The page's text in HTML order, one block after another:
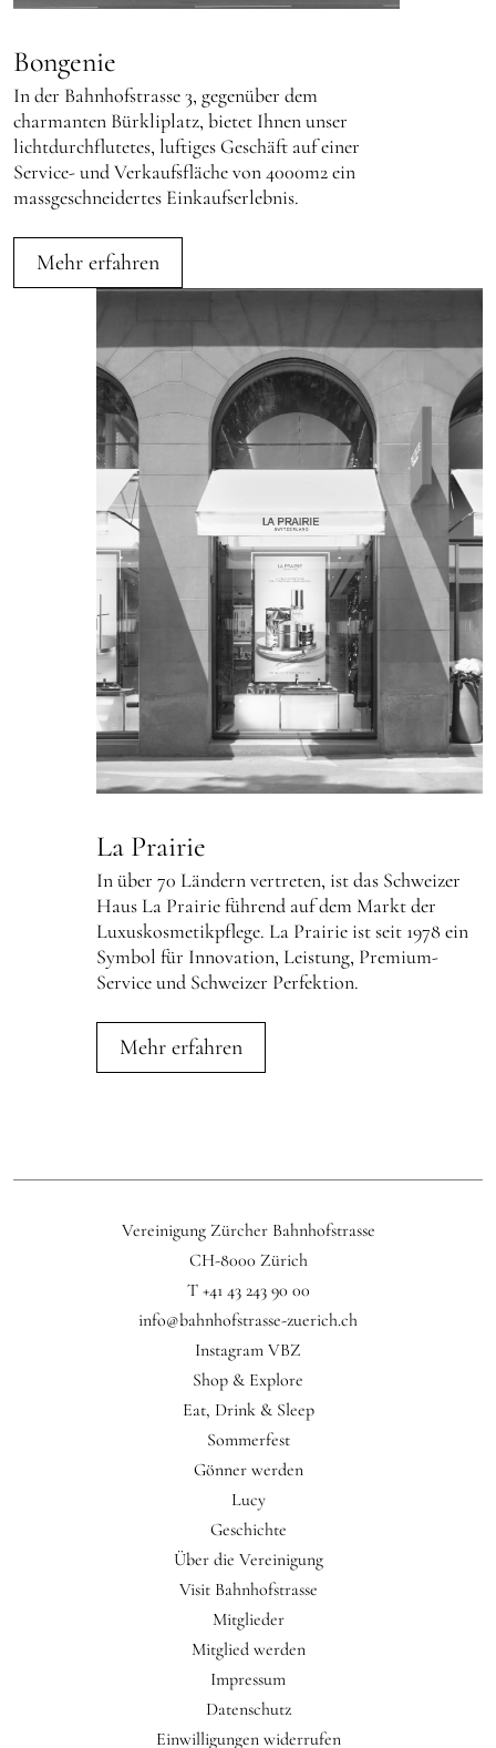
Bongenie
In der Bahnhofstrasse 3, gegenüber dem
charmanten Bürkliplatz, bietet Ihnen unser
lichtdurchflutetes, luftiges Geschäft auf einer
Service- und Verkaufsfläche von 4000m2 ein
massgeschneidertes Einkaufserlebnis.
Mehr erfahren
La Prairie
In über 70 Ländern vertreten, ist das Schweizer
Haus La Prairie führend auf dem Markt der
Luxuskosmetikpflege. La Prairie ist seit 1978 ein
Symbol für Innovation, Leistung, Premium-
Service und Schweizer Perfektion.
Mehr erfahren
Vereinigung Zürcher Bahnhofstrasse
CH-8000 Zürich
T +41 43 243 90 00
info@bahnhofstrasse-zuerich.ch
Instagram VBZ
Shop & Explore
Eat, Drink & Sleep
Sommerfest
Gönner werden
Lucy
Geschichte
Über die Vereinigung
Visit Bahnhofstrasse
Mitglieder
Mitglied werden
Impressum
Datenschutz
Einwilligungen widerrufen